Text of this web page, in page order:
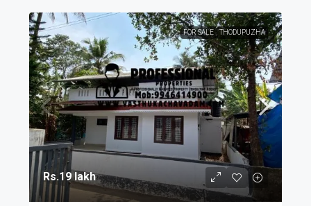
FOR SALE THODUPUZHA
Rs.19 lakh